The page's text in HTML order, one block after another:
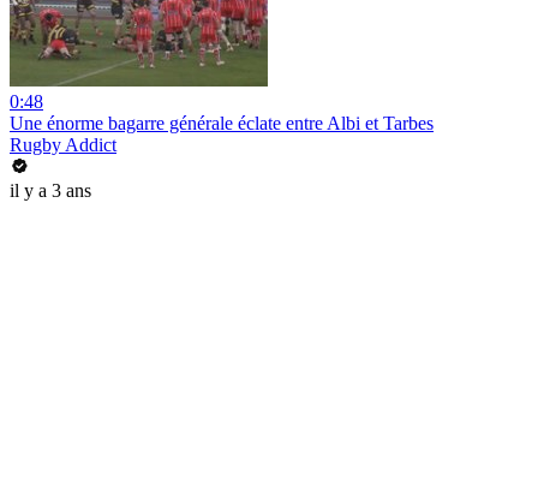
0:48
Une énorme bagarre générale éclate entre Albi et Tarbes
Rugby Addict
il y a 3 ans